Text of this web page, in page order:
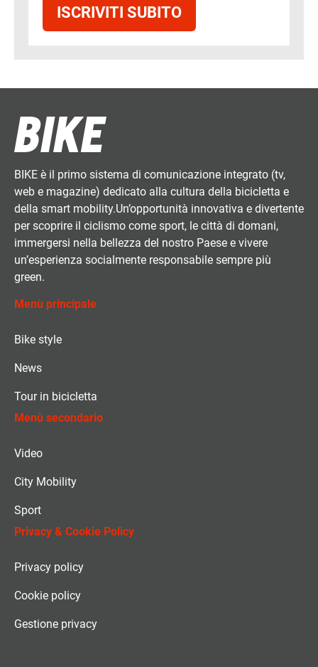
ISCRIVITI SUBITO
BIKE è il primo sistema di comunicazione integrato (tv,
web e magazine) dedicato alla cultura della bicicletta e
della smart mobility.Un’opportunità innovativa e divertente
per scoprire il ciclismo come sport, le città di domani,
immergersi nella bellezza del nostro Paese e vivere
un’esperienza socialmente responsabile sempre più
green.
Menù principale
Bike style
News
Tour in bicicletta
Menù secondario
Video
City Mobility
Sport
Privacy & Cookie Policy
Privacy policy
Cookie policy
Gestione privacy